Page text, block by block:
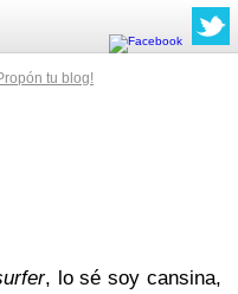
tu blog!
, lo sé soy cansina,